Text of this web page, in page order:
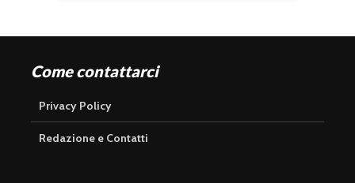
Come contattarci
Privacy Policy
Redazione e Contatti